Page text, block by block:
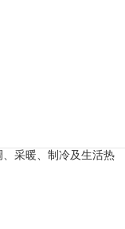
采暖、制冷及生活热